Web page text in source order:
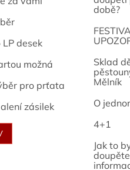
desek
možná
pro prťata
zásilek
době?
Sklad
Mělník
O
4+1
Jak to